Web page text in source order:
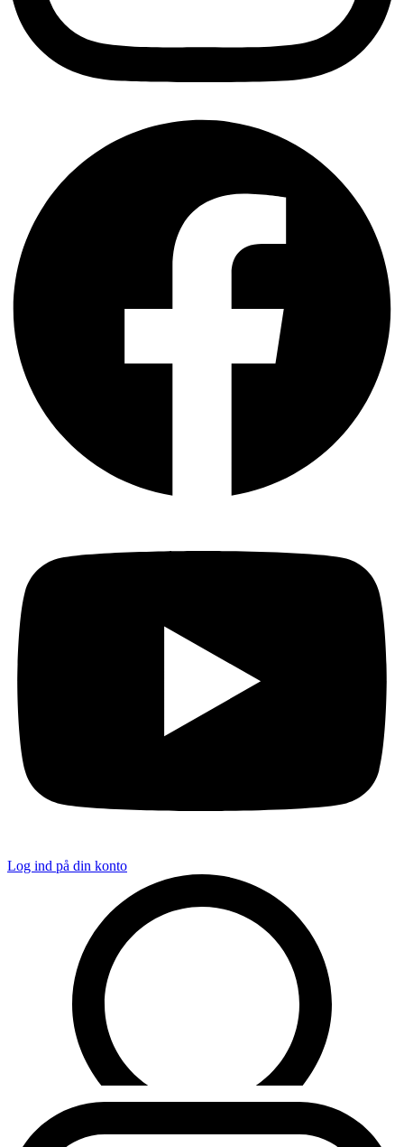
Log ind på din konto